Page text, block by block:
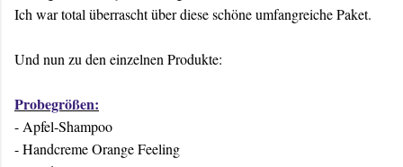
Ich war total überrascht über diese schöne umfangreiche Paket.
Und nun zu den einzelnen Produkte:
Probegrößen:
- Apfel-Shampoo
- Handcreme Orange Feeling